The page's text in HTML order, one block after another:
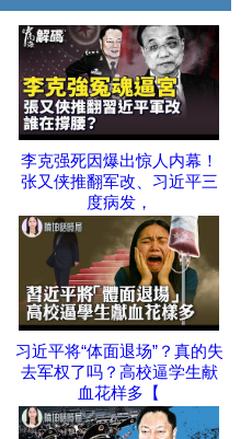
李克强死因爆出惊人内幕！
张又侠推翻军改、习近平三
度病发，
习近平将“体面退场”？真的失
去军权了吗？高校逼学生献
血花样多【